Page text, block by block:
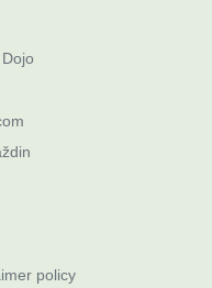
policy